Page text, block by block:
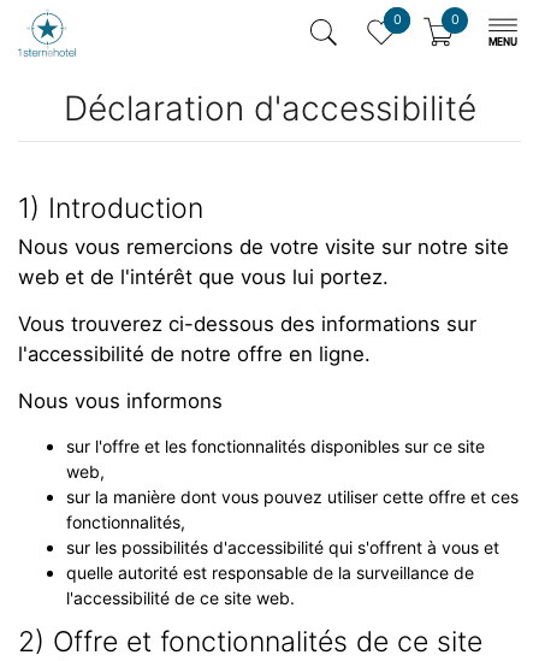
0 0
Déclaration d'accessibilité
1) Introduction
Nous vous remercions de votre visite sur notre site
web et de l'intérêt que vous lui portez.
Vous trouverez ci-dessous des informations sur
l'accessibilité de notre offre en ligne.
Nous vous informons
sur l'offre et les fonctionnalités disponibles sur ce site
web,
sur la manière dont vous pouvez utiliser cette offre et ces
fonctionnalités,
sur les possibilités d'accessibilité qui s'offrent à vous et
quelle autorité est responsable de la surveillance de
l'accessibilité de ce site web.
2) Offre et fonctionnalités de ce site